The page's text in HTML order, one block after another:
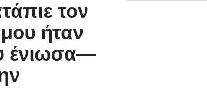
τον
ήταν
ένιωσα—